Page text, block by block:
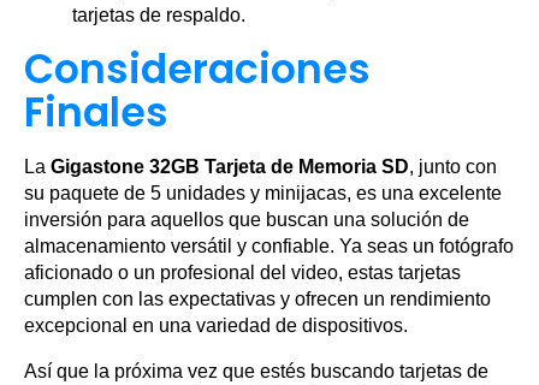
tarjetas de respaldo.
Consideraciones
Finales
La Gigastone 32GB Tarjeta de Memoria SD, junto con
su paquete de 5 unidades y minijacas, es una excelente
inversión para aquellos que buscan una solución de
almacenamiento versátil y confiable. Ya seas un fotógrafo
aficionado o un profesional del video, estas tarjetas
cumplen con las expectativas y ofrecen un rendimiento
excepcional en una variedad de dispositivos.
Así que la próxima vez que estés buscando tarjetas de